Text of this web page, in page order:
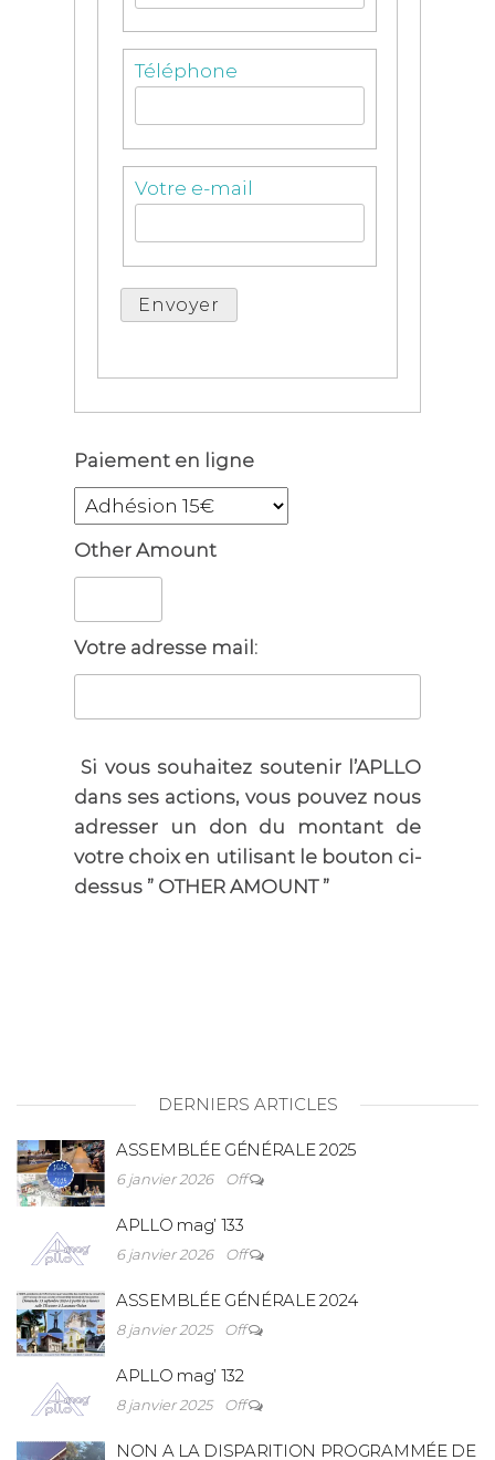
Téléphone
Votre e-mail
Paiement en ligne
Other Amount
Votre adresse mail:
Si vous souhaitez soutenir l’APLLO
dans ses actions, vous pouvez nous
adresser un don du montant de
votre choix en utilisant le bouton ci-
dessus ” OTHER AMOUNT ”
DERNIERS ARTICLES
ASSEMBLÉE GÉNÉRALE 2025
6 janvier 2026 Off
APLLO mag’ 133
6 janvier 2026 Off
ASSEMBLÉE GÉNÉRALE 2024
8 janvier 2025 Off
APLLO mag’ 132
8 janvier 2025 Off
NON A LA DISPARITION PROGRAMMÉE DE